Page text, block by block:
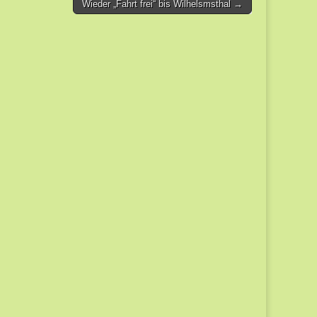
Wieder „Fahrt frei“ bis Wilhelsmsthal →